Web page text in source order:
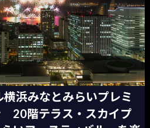
浜みなとみらいプレミ
20階テラス・スカイプ